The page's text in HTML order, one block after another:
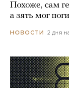
Похоже, сам
а зять мог
НОВОСТИ 2 дня